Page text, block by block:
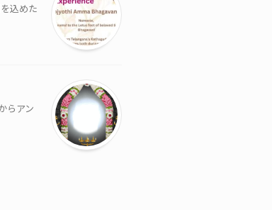
込めた
らアン